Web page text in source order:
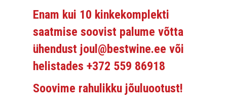
Enam kui 10 kinkekomplekti
saatmise soovist palume võtta
ühendust joul@bestwine.ee või
helistades +372 559 86918
Soovime rahulikku jõuluootust!